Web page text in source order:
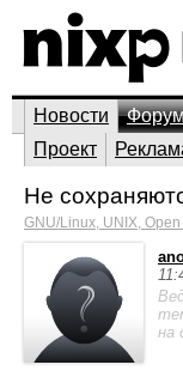
Новости
Проект
Не
GNU/Linux, UNIX, Open
на